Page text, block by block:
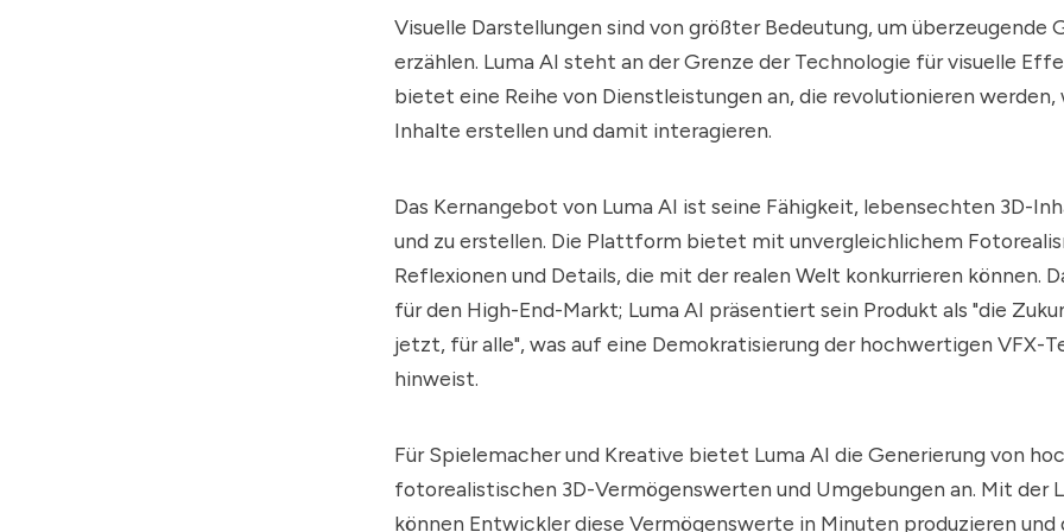
Visuelle Darstellungen sind von größter Bedeutung, um überzeugende
erzählen. Luma AI steht an der Grenze der Technologie für visuelle
bietet eine Reihe von Dienstleistungen an, die revolutionieren
Inhalte erstellen und damit interagieren.
Das Kernangebot von Luma AI ist seine Fähigkeit, lebensechten 3D-
und zu erstellen. Die Plattform bietet mit unvergleichlichem
Reflexionen und Details, die mit der realen Welt konkurrieren können.
für den High-End-Markt; Luma AI präsentiert sein Produkt als "die
jetzt, für alle", was auf eine Demokratisierung der hochwertigen VFX-
hinweist.
Für Spielemacher und Kreative bietet Luma AI die Generierung von
fotorealistischen 3D-Vermögenswerten und Umgebungen an. Mit der
können Entwickler diese Vermögenswerte in Minuten produzieren und